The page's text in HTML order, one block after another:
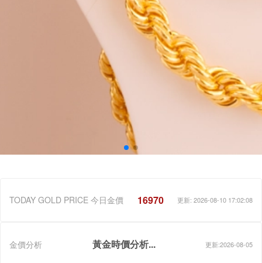
TODAY GOLD PRICE 今日金價 16970 更新: 2026-08-10 17:02:08
金價分析 黃金時價分析... 更新:2026-08-05